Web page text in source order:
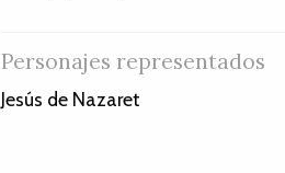
Personajes representados
Jesús de Nazaret